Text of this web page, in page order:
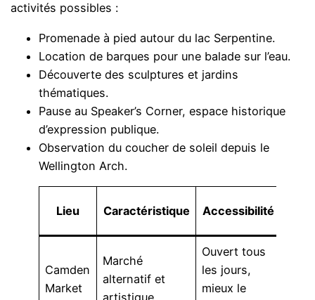
activités possibles :
Promenade à pied autour du lac Serpentine.
Location de barques pour une balade sur l’eau.
Découverte des sculptures et jardins
thématiques.
Pause au Speaker’s Corner, espace historique
d’expression publique.
Observation du coucher de soleil depuis le
Wellington Arch.
Lieu Caractéristique Accessibilité
Camden
Market
Marché
alternatif et
artistique
Ouvert tous
les jours,
mieux le